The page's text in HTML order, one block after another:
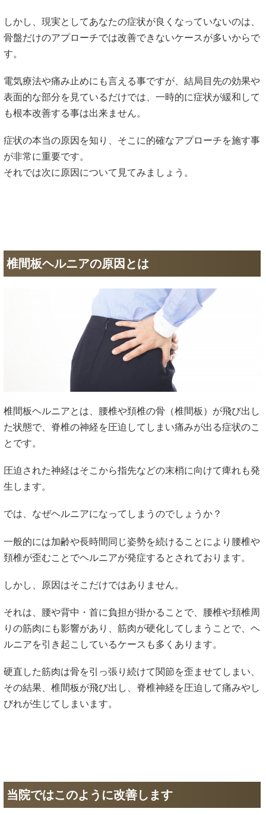
しかし、現実としてあなたの症状が良くなっていないのは、
骨盤だけのアプローチでは改善できないケースが多いからで
す。
電気療法や痛み止めにも言える事ですが、結局目先の効果や
表面的な部分を見ているだけでは、一時的に症状が緩和して
も根本改善する事は出来ません。
症状の本当の原因を知り、そこに的確なアプローチを施す事
が非常に重要です。
それでは次に原因について見てみましょう。
椎間板ヘルニアの原因とは
椎間板ヘルニアとは、腰椎や頚椎の骨（椎間板）が飛び出し
た状態で、脊椎の神経を圧迫してしまい痛みが出る症状のこ
とです。
圧迫された神経はそこから指先などの末梢に向けて痺れも発
生します。
では、なぜヘルニアになってしまうのでしょうか？
一般的には加齢や長時間同じ姿勢を続けることにより腰椎や
頚椎が歪むことでヘルニアが発症するとされております。
しかし、原因はそこだけではありません。
それは、腰や背中・首に負担が掛かることで、腰椎や頚椎周
りの筋肉にも影響があり、筋肉が硬化してしまうことで、ヘ
ルニアを引き起こしているケースも多くあります。
硬直した筋肉は骨を引っ張り続けて関節を歪ませてしまい、
その結果、椎間板が飛び出し、脊椎神経を圧迫して痛みやし
びれが生じてしまいます。
当院ではこのように改善します